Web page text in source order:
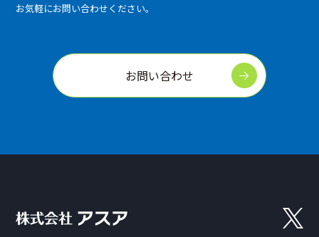
お気軽にお問い合わせください。
お問い合わせ